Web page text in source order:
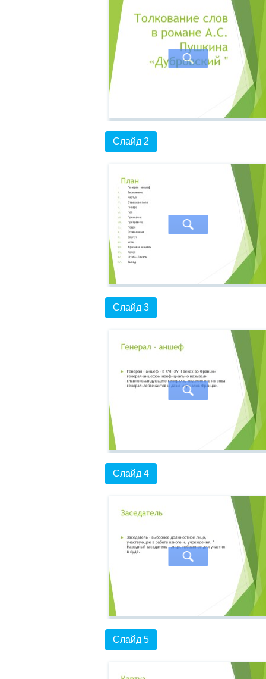
Слайд 2
Слайд 3
Слайд 4
Слайд 5